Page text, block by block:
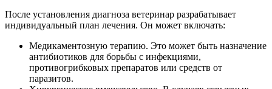
После установления диагноза ветеринар разрабатывает
индивидуальный план лечения. Он может включать:
Медикаментозную терапию. Это может быть назначение
антибиотиков для борьбы с инфекциями,
противогрибковых препаратов или средств от
паразитов.